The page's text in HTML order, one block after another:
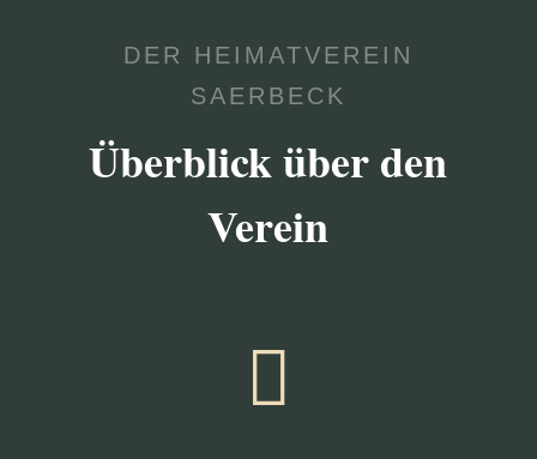
DER HEIMATVEREIN
SAERBECK
Überblick über den
Verein
